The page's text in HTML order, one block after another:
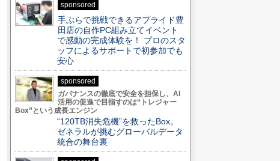
sponsored
手ぶらで挑戦できるアプライド豊
田店の自作PC組み立てイベント
で感動の完成体験を！ プロのスタ
ッフによるサポートで初参加でも
安心
sponsored
ガバナンスの徹底で安全を担保し、AI
活用の促進で目指すのは“トレジャー
Box”という成長エンジン
“120TB消失危機”を救ったBox。
ゼネラルが挑むグローバルデータ
統合の舞台裏